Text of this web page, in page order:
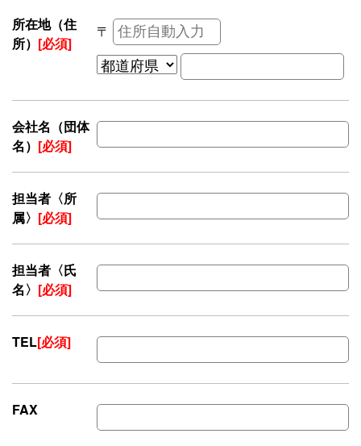
所在地（住
所） [必須]
〒
会社名（団体
名） [必須]
担当者〈所
属〉 [必須]
担当者〈氏
名〉 [必須]
TEL[必須]
FAX